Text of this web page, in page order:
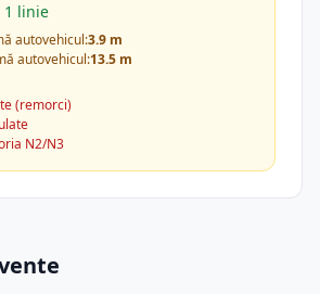
linie
autovehicul:3.9 m
autovehicul:13.5 m
(remorci)
N2/N3